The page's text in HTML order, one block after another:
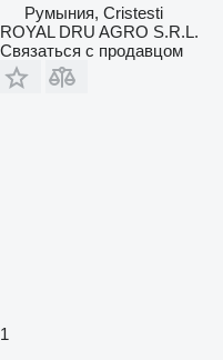
Румыния, Cristesti
ROYAL DRU AGRO S.R.L.
Связаться с продавцом
1